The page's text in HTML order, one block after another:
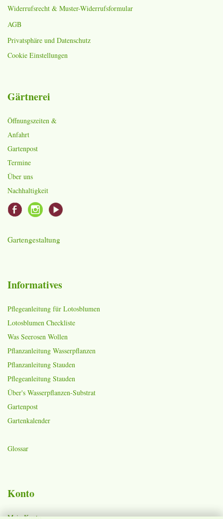
Widerrufsrecht & Muster-Widerrufsformular
AGB
Privatsphäre und Datenschutz
Cookie Einstellungen
Gärtnerei
Öffnungszeiten &
Anfahrt
Gartenpost
Termine
Über uns
Nachhaltigkeit
Gartengestaltung
Informatives
Pflegeanleitung für Lotosblumen
Lotosblumen Checkliste
Was Seerosen Wollen
Pflanzanleitung Wasserpflanzen
Pflanzanleitung Stauden
Pflegeanleitung Stauden
Über's Wasserpflanzen-Substrat
Gartenpost
Gartenkalender
Glossar
Konto